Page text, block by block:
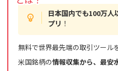
日本国内でも100万人
プリ ！
無料で世界最先端の取引ツール
米国銘柄の情報収集から、最安